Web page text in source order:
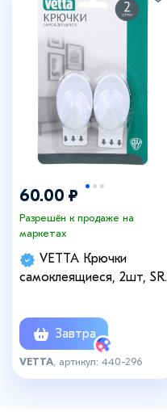
60.00 ₽
Разрешён к продаже на
маркетах
самоклеящиеся, 2шт, SR,
Завтра
VETTA , артикул: 440-296